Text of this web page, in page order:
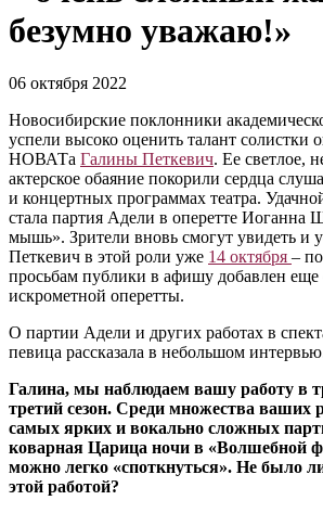
безумно уважаю!»
06 октября 2022
Новосибирские поклонники
успели высоко оценить талант солистки
НОВАТа Галины Петкевич. Ее светлое,
актерское обаяние покорили сердца
и концертных программах театра.
стала партия Адели в оперетте Иоганна
мышь». Зрители вновь смогут увидеть и
Петкевич в этой роли уже 14 октября –
просьбам публики в афишу добавлен еще
искрометной оперетты.
О партии Адели и других работах в
певица рассказала в небольшом
Галина, мы наблюдаем вашу работу в
третий сезон. Среди множества ваших
самых ярких и вокально сложных
коварная Царица ночи в «Волшебной
можно легко «споткнуться». Не было
этой работой?